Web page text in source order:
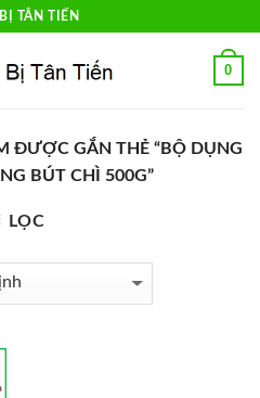
TÂN TIẾN
0
ĐƯỢC GẮN THẺ “BỘ DỤNG
BÚT CHÌ 500G”
LỌC